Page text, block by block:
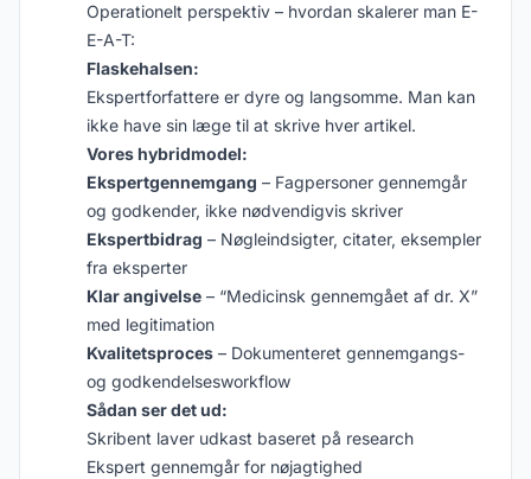
Operationelt perspektiv – hvordan skalerer man E-
E-A-T:
Flaskehalsen:
Ekspertforfattere er dyre og langsomme. Man kan
ikke have sin læge til at skrive hver artikel.
Vores hybridmodel:
Ekspertgennemgang – Fagpersoner gennemgår
og godkender, ikke nødvendigvis skriver
Ekspertbidrag – Nøgleindsigter, citater, eksempler
fra eksperter
Klar angivelse – “Medicinsk gennemgået af dr. X”
med legitimation
Kvalitetsproces – Dokumenteret gennemgangs-
og godkendelsesworkflow
Sådan ser det ud:
Skribent laver udkast baseret på research
Ekspert gennemgår for nøjagtighed